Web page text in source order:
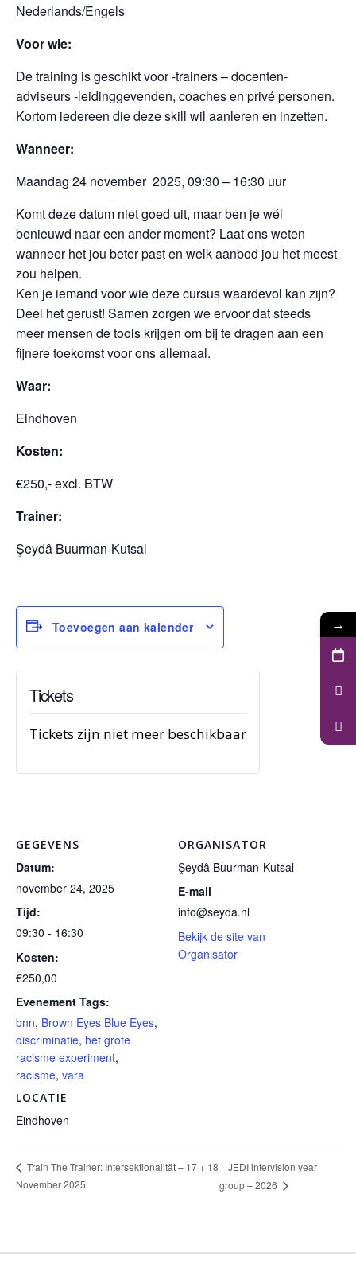
Nederlands/Engels
Voor wie:
De training is geschikt voor -trainers – docenten-
adviseurs -leidinggevenden, coaches en privé personen.
Kortom iedereen die deze skill wil aanleren en inzetten.
Wanneer:
Maandag 24 november 2025, 09:30 – 16:30 uur
Komt deze datum niet goed uit, maar ben je wél
benieuwd naar een ander moment? Laat ons weten
wanneer het jou beter past en welk aanbod jou het meest
zou helpen.
Ken je iemand voor wie deze cursus waardevol kan zijn?
Deel het gerust! Samen zorgen we ervoor dat steeds
meer mensen de tools krijgen om bij te dragen aan een
fijnere toekomst voor ons allemaal.
Waar:
Eindhoven
Kosten:
€250,- excl. BTW
Trainer:
Şeydâ Buurman-Kutsal
Toevoegen aan kalender
GEGEVENS
Datum:
november 24, 2025
Tijd:
09:30 - 16:30
Kosten:
€250,00
Evenement Tags:
bnn, Brown Eyes Blue Eyes,
discriminatie, het grote
racisme experiment,
racisme, vara
LOCATIE
Eindhoven
ORGANISATOR
Şeydâ Buurman-Kutsal
E-mail
info@seyda.nl
Bekijk de site van
Organisator
Tickets
Tickets zijn niet meer beschikbaar
Train The Trainer: Intersektionalität – 17 + 18
November 2025
JEDI intervision year
group – 2026
→